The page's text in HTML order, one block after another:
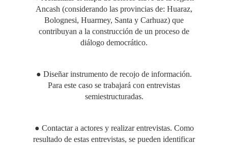
Ancash (considerando las provincias de: Huaraz,
Bolognesi, Huarmey, Santa y Carhuaz) que
contribuyan a la construcción de un proceso de
diálogo democrático.
● Diseñar instrumento de recojo de información.
Para este caso se trabajará con entrevistas
semiestructuradas.
● Contactar a actores y realizar entrevistas. Como
resultado de estas entrevistas, se pueden identificar